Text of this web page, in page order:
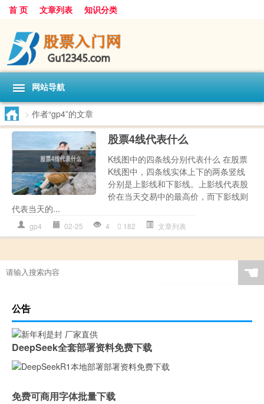
首 页 文章列表 知识分类
网站导航
> 作者“gp4”的文章
股票4线代表什么
K线图中的四条线分别代表什么 在股票
K线图中，四条线实体上下的两条竖线
分别是上影线和下影线。上影线代表股
价在当天交易中的最高价，而下影线则
代表当天的...
gp4 02-25 4 182 文章列表
☚
公告
DeepSeek全套部署资料免费下载
免费可商用字体批量下载